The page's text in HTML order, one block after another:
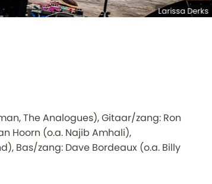
Larissa Derks
The Analogues), Gitaar/zang: Ron
Hoorn (o.a. Najib Amhali),
Bas/zang: Dave Bordeaux (o.a. Billy